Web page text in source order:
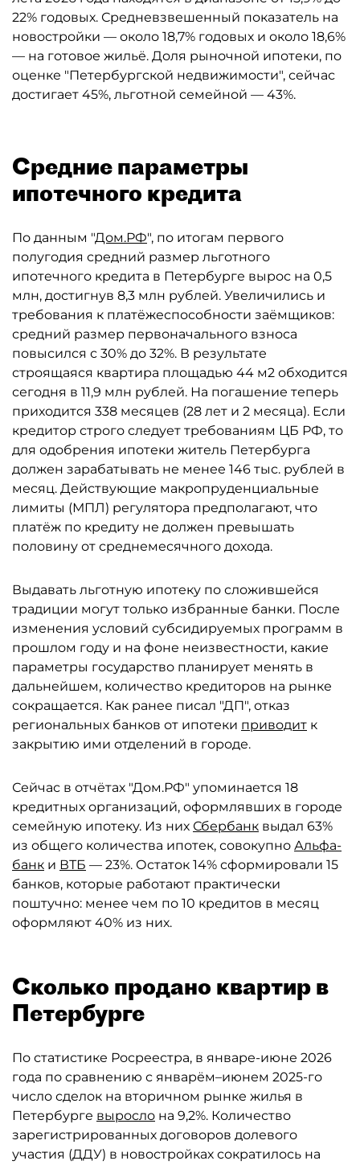
22% годовых. Средневзвешенный показатель на
новостройки — около 18,7% годовых и около 18,6%
— на готовое жильё. Доля рыночной ипотеки, по
оценке "Петербургской недвижимости", сейчас
достигает 45%, льготной семейной — 43%.
Средние параметры
ипотечного кредита
По данным "Дом.РФ", по итогам первого
полугодия средний размер льготного
ипотечного кредита в Петербурге вырос на 0,5
млн, достигнув 8,3 млн рублей. Увеличились и
требования к платёжеспособности заёмщиков:
средний размер первоначального взноса
повысился с 30% до 32%. В результате
строящаяся квартира площадью 44 м2 обходится
сегодня в 11,9 млн рублей. На погашение теперь
приходится 338 месяцев (28 лет и 2 месяца). Если
кредитор строго следует требованиям ЦБ РФ, то
для одобрения ипотеки житель Петербурга
должен зарабатывать не менее 146 тыс. рублей в
месяц. Действующие макропруденциальные
лимиты (МПЛ) регулятора предполагают, что
платёж по кредиту не должен превышать
половину от среднемесячного дохода.
Выдавать льготную ипотеку по сложившейся
традиции могут только избранные банки. После
изменения условий субсидируемых программ в
прошлом году и на фоне неизвестности, какие
параметры государство планирует менять в
дальнейшем, количество кредиторов на рынке
сокращается. Как ранее писал "ДП", отказ
региональных банков от ипотеки приводит к
закрытию ими отделений в городе.
Сейчас в отчётах "Дом.РФ" упоминается 18
кредитных организаций, оформлявших в городе
семейную ипотеку. Из них Сбербанк выдал 63%
из общего количества ипотек, совокупно Альфа-
банк и ВТБ — 23%. Остаток 14% сформировали 15
банков, которые работают практически
поштучно: менее чем по 10 кредитов в месяц
оформляют 40% из них.
Сколько продано квартир в
Петербурге
По статистике Росреестра, в январе-июне 2026
года по сравнению с январём–июнем 2025-го
число сделок на вторичном рынке жилья в
Петербурге выросло на 9,2%. Количество
зарегистрированных договоров долевого
участия (ДДУ) в новостройках сократилось на